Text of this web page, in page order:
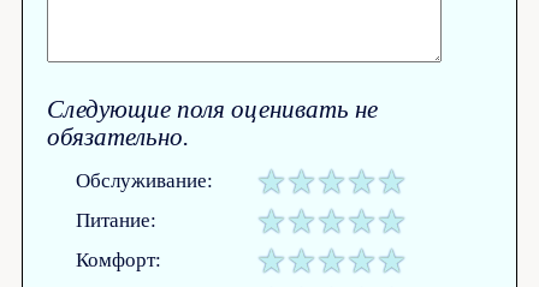
Следующие поля оценивать не
обязательно.
Обслуживание:
Питание:
Комфорт: